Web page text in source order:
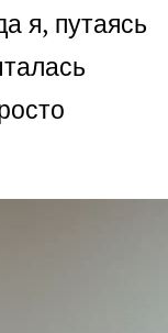
я, путаясь